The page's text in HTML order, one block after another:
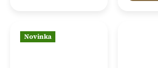
Novinka